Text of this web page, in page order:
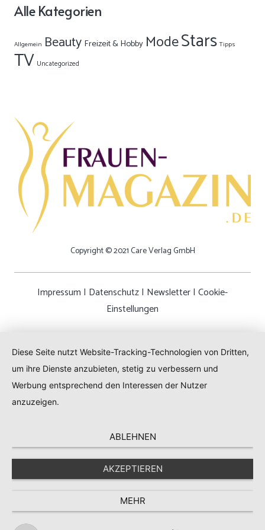
Alle Kategorien
Allgemein Beauty Freizeit & Hobby ModeStars Tipps
TV Uncategorized
Copyright © 2021 Care Verlag GmbH
Impressum | Datenschutz| Newsletter| Cookie-
Einstellungen
Diese Seite nutzt Website-Tracking-Technologien von Dritten,
um ihre Dienste anzubieten, stetig zu verbessern und
Werbung entsprechend den Interessen der Nutzer
anzuzeigen.
ABLEHNEN
AKZEPTIEREN
MEHR